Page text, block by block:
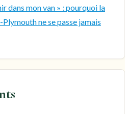
dans mon van » : pourquoi la
ne se passe jamais